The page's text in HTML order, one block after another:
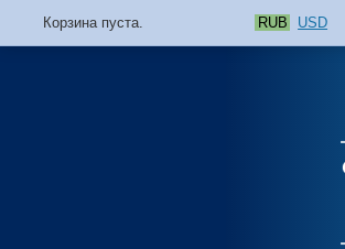
Корзина пуста. RUB USD